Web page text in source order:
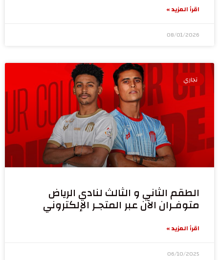
اقرأ المزيد »
08/01/2026
تجاري
الطقم الثاني و الثالث لنادي الرياض
متوفـران الآن عبر المتجـر الإلكتروني
اقرأ المزيد »
06/10/2025